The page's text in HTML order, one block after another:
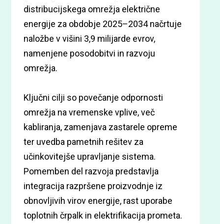
distribucijskega omrežja električne
energije za obdobje 2025–2034 načrtuje
naložbe v višini 3,9 milijarde evrov,
namenjene posodobitvi in razvoju
omrežja.
Ključni cilji so povečanje odpornosti
omrežja na vremenske vplive, več
kabliranja, zamenjava zastarele opreme
ter uvedba pametnih rešitev za
učinkovitejše upravljanje sistema.
Pomemben del razvoja predstavlja
integracija razpršene proizvodnje iz
obnovljivih virov energije, rast uporabe
toplotnih črpalk in elektrifikacija prometa.